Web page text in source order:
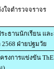
ใจตำรวจจราจร
ะธานนักเรียน แล
ฝ่ายปฐมวัย
รงการแข่งขัน